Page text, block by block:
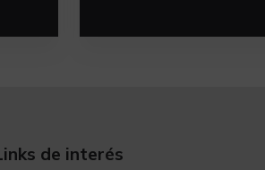
de interés